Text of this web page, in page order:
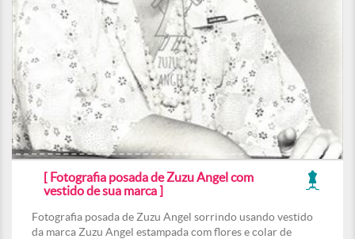
[ Fotografia posada de Zuzu Angel com
vestido de sua marca ]
Fotografia posada de Zuzu Angel sorrindo usando vestido
da marca Zuzu Angel estampada com flores e colar de